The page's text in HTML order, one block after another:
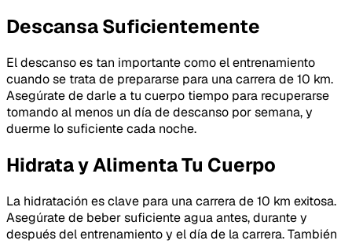
Descansa Suficientemente
El descanso es tan importante como el entrenamiento
cuando se trata de prepararse para una carrera de 10 km.
Asegúrate de darle a tu cuerpo tiempo para recuperarse
tomando al menos un día de descanso por semana, y
duerme lo suficiente cada noche.
Hidrata y Alimenta Tu Cuerpo
La hidratación es clave para una carrera de 10 km exitosa.
Asegúrate de beber suficiente agua antes, durante y
después del entrenamiento y el día de la carrera. También